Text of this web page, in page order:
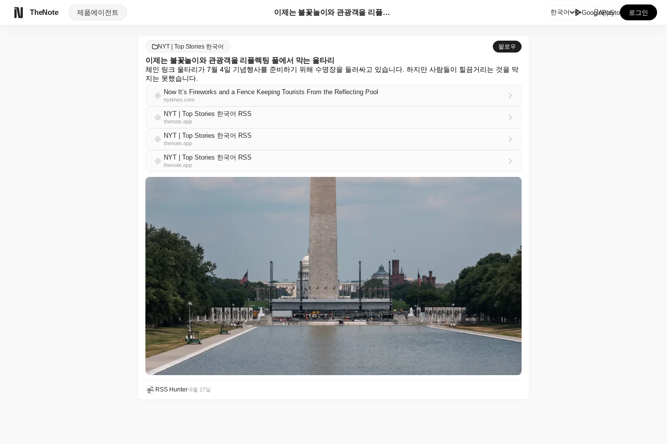
TheNote 제품에이전트 이제는 불꽃놀이와 관광객을 리플렉팅 풀에서 막는 울타리 한국어 GooglePlay
AppStore 로그인
NYT | Top Stories 한국어 팔로우
이제는 불꽃놀이와 관광객을 리플렉팅 풀에서 막는 울타리
체인 링크 울타리가 7월 4일 기념행사를 준비하기 위해 수영장을 둘러싸고 있습니다. 하지만 사람들이 힐끔거리는 것을 막
지는 못했습니다.
Now It’s Fireworks and a Fence Keeping Tourists From the Reflecting Pool
nytimes.com
NYT | Top Stories 한국어 RSS
thenote.app
NYT | Top Stories 한국어 RSS
thenote.app
NYT | Top Stories 한국어 RSS
thenote.app
RSS Hunter•6월 27일